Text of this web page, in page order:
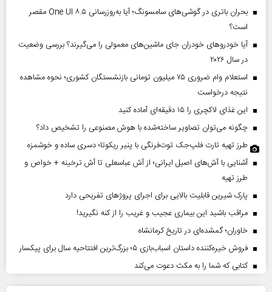
بحران باتری در گوشی‌های سامسونگ؛ آیا به‌روزرسانی One UI ۸.۵ مقصر
است؟
آیا خودروهای خودران جای ماشین‌های معمولی را می‌گیرند؟ بررسی وضعیت
در سال ۲۰۲۶
استعلام وام ضروری ۷۵ میلیون تومانی بازنشستگان کشوری؛ نحوه مشاهده
نتیجه درخواست
این غذای لاکچری را ۱۵ دقیقه‌ای آماده کنید
چگونه می‌توان تصاویر ساخته‌شده با هوش مصنوعی را تشخیص داد؟
طرز تهیه تارت فلپ‌جک توت‌فرنگی با پنیر ریکوتا؛ دسری ساده و خوشمزه
آشنایی با آش‌های اصیل ایرانی؛ از آش عباسعلی تا آش ترخینه + خواص و
طرز تهیه
پارک شیرین قابلیت‌ بالایی برای اجرای پروژهای تفریحی دارد
مراقب باشید این بیماری عجیب و غریب را از کنه نگیرید!
خاوران؛ گمشده‌ای در تاریخ کرمانشاه
فروش خیره‌کننده داستان اسباب‌بازی ۵؛ بزرگ‌ترین افتتاحیه سال برای پیکسار
کتابی که شما را به مکث دعوت می‌کند